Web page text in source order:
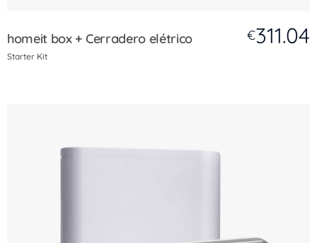
homeit box + Cerradero elétrico €311.04
Starter Kit